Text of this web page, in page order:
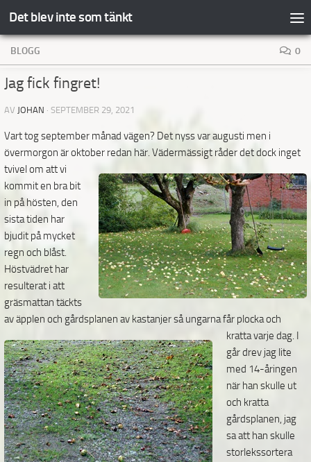
Hoppa till innehåll
Det blev inte som tänkt
BLOGG 0
Jag fick fingret!
AV JOHAN · SEPTEMBER 29, 2021
Vart tog september månad vägen? Det nyss var augusti men i
övermorgon är oktober redan här. Vädermässigt råder det dock inget
tvivel om att vi
kommit en bra bit
in på hösten, den
sista tiden har
bjudit på mycket
regn och blåst.
Höstvädret har
resulterat i att
gräsmattan täckts
av äpplen och gårdsplanen av kastanjer så ungarna får plocka och
kratta varje dag. I
går drev jag lite
med 14-åringen
när han skulle ut
och kratta
gårdsplanen, jag
sa att han skulle
storlekssortera